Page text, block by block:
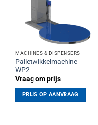
MACHINES & DISPENSERS
Palletwikkelmachine
WP2
Vraag om prijs
PRIJS OP AANVRAAG